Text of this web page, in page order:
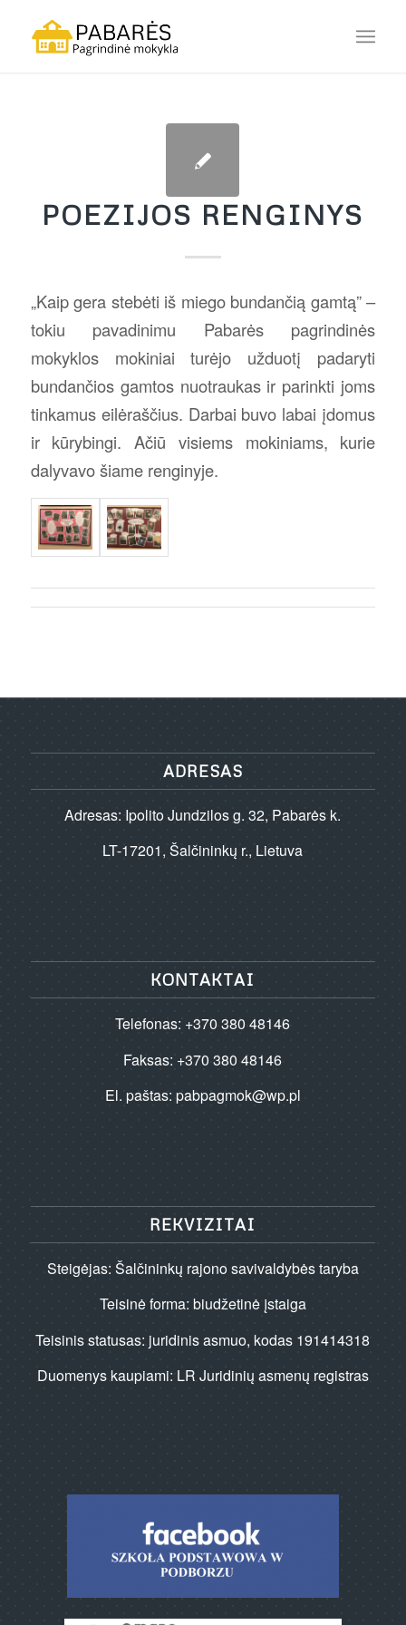
POEZIJOS RENGINYS
„Kaip gera stebėti iš miego bundančią gamtą” –
tokiu pavadinimu Pabarės pagrindinės
mokyklos mokiniai turėjo užduotį padaryti
bundančios gamtos nuotraukas ir parinkti joms
tinkamus eilėraščius. Darbai buvo labai įdomus
ir kūrybingi. Ačiū visiems mokiniams, kurie
dalyvavo šiame renginyje.
ADRESAS
Adresas: Ipolito Jundzilos g. 32, Pabarės k.
LT-17201, Šalčininkų r., Lietuva
KONTAKTAI
Telefonas: +370 380 48146
Faksas: +370 380 48146
El. paštas: pabpagmok@wp.pl
REKVIZITAI
Steigėjas: Šalčininkų rajono savivaldybės taryba
Teisinė forma: biudžetinė įstaiga
Teisinis statusas: juridinis asmuo, kodas 191414318
Duomenys kaupiami: LR Juridinių asmenų registras